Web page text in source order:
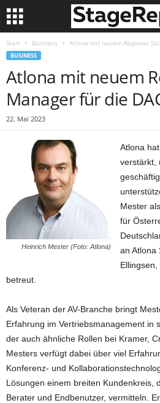
Start Business Atlona mit neuem Regional
BUSINESS
Atlona mit neuem
Manager für die
22. Mai 2023
Heinrich Mester (Foto: Atlona)
Atlona
verstärkt,
Mester
für
an Atlona
betreut.
Als Veteran der AV-Branche bringt
Erfahrung im Vertriebsmanagement in
der auch ähnliche Rollen bei Kramer,
Mesters verfügt dabei über viel
Konferenz- und
Lösungen einem breiten Kundenkreis,
Berater und Endbenutzer, vermitteln.